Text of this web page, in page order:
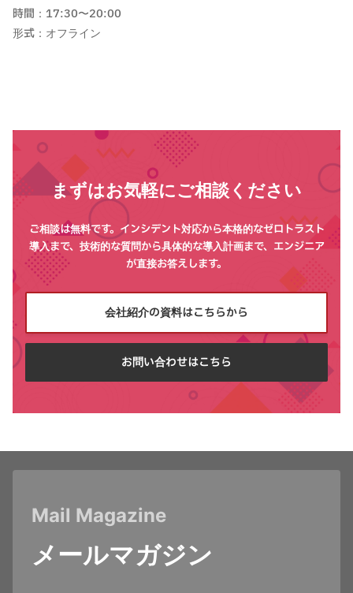
時間：17:30〜20:00
形式：オフライン
まずはお気軽にご相談ください
ご相談は無料です。インシデント対応から本格的なゼロトラスト
導入まで、技術的な質問から具体的な導入計画まで、エンジニア
が直接お答えします。
会社紹介の資料はこちらから
お問い合わせはこちら
Mail Magazine
メールマガジン